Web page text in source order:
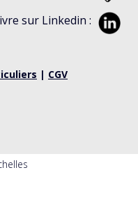
sur Linkedin :
| CGV